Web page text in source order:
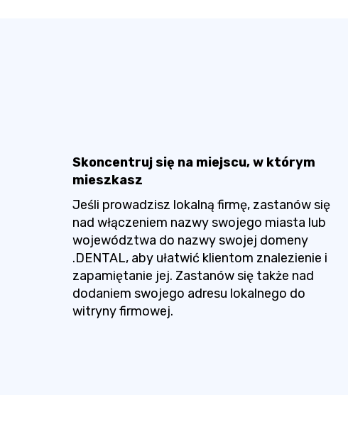
Skoncentruj się na miejscu, w którym
mieszkasz
Jeśli prowadzisz lokalną firmę, zastanów się
nad włączeniem nazwy swojego miasta lub
województwa do nazwy swojej domeny
.DENTAL, aby ułatwić klientom znalezienie i
zapamiętanie jej. Zastanów się także nad
dodaniem swojego adresu lokalnego do
witryny firmowej.